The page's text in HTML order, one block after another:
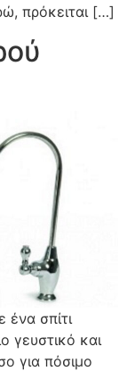
πρόκειται […]
ένα σπίτι
γευστικό και
για πόσιμο